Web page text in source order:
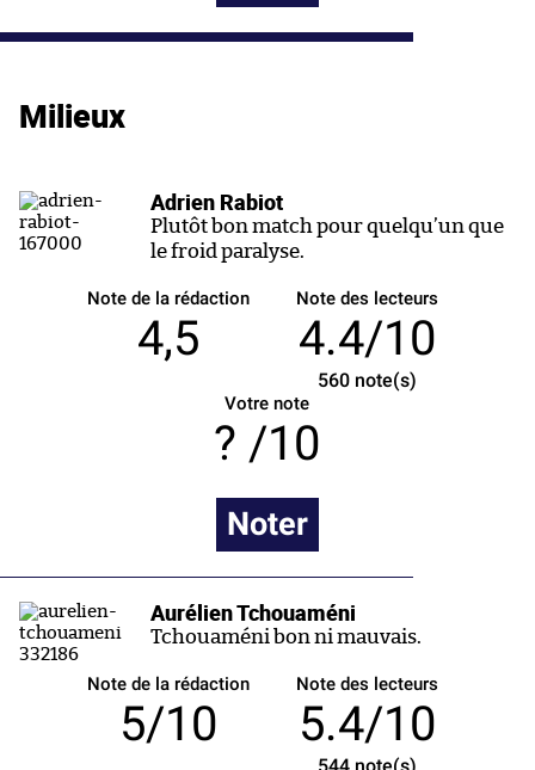
Milieux
Adrien Rabiot
Plutôt bon match pour quelqu’un que
le froid paralyse.
Note de la rédaction
4,5
Note des lecteurs
4.4/10
560note(s)
Votre note
/10
Noter
Aurélien Tchouaméni
Tchouaméni bon ni mauvais.
Note de la rédaction
5/10
Note des lecteurs
5.4/10